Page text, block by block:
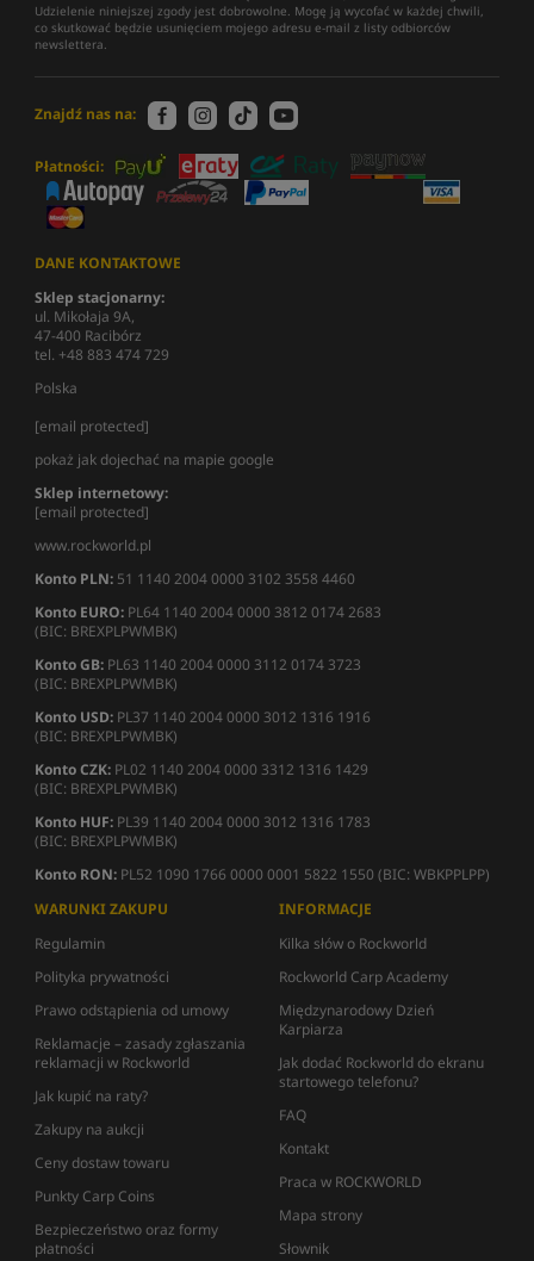
Udzielenie niniejszej zgody jest dobrowolne. Mogę ją wycofać w każdej chwili,
co skutkować będzie usunięciem mojego adresu e-mail z listy odbiorców
newslettera.
Znajdź nas na:
Płatności:
DANE KONTAKTOWE
Sklep stacjonarny:
ul. Mikołaja 9A,
47-400 Racibórz
tel. +48 883 474 729
Polska
[email protected]
pokaż jak dojechać na mapie google
Sklep internetowy:
[email protected]
www.rockworld.pl
Konto PLN: 51 1140 2004 0000 3102 3558 4460
Konto EURO: PL64 1140 2004 0000 3812 0174 2683
(BIC: BREXPLPWMBK)
Konto GB: PL63 1140 2004 0000 3112 0174 3723
(BIC: BREXPLPWMBK)
Konto USD: PL37 1140 2004 0000 3012 1316 1916
(BIC: BREXPLPWMBK)
Konto CZK: PL02 1140 2004 0000 3312 1316 1429
(BIC: BREXPLPWMBK)
Konto HUF: PL39 1140 2004 0000 3012 1316 1783
(BIC: BREXPLPWMBK)
Konto RON: PL52 1090 1766 0000 0001 5822 1550 (BIC: WBKPPLPP)
WARUNKI ZAKUPU
Regulamin
Polityka prywatności
Prawo odstąpienia od umowy
Reklamacje – zasady zgłaszania
reklamacji w Rockworld
Jak kupić na raty?
Zakupy na aukcji
Ceny dostaw towaru
Punkty Carp Coins
Bezpieczeństwo oraz formy
płatności
INFORMACJE
Kilka słów o Rockworld
Rockworld Carp Academy
Międzynarodowy Dzień
Karpiarza
Jak dodać Rockworld do ekranu
startowego telefonu?
FAQ
Kontakt
Praca w ROCKWORLD
Mapa strony
Słownik